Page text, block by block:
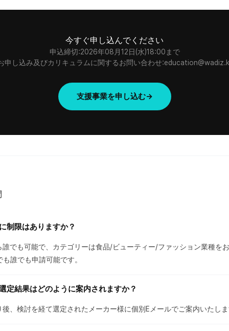
今すぐ申し込んでください
申込締切:2026年08月12日(水)18:00まで
申し込み及びカリキュラムに関するお問い合わせ
支援事業を申し込む→
制限はありますか？
誰でも可能で、カテゴリーは食品/ビューティー/ファッション業種を
誰でも申請可能です。
定結果はどのように案内されますか？
後、検討を経て選定されたメーカー様に個別Eメールでご案内いたし